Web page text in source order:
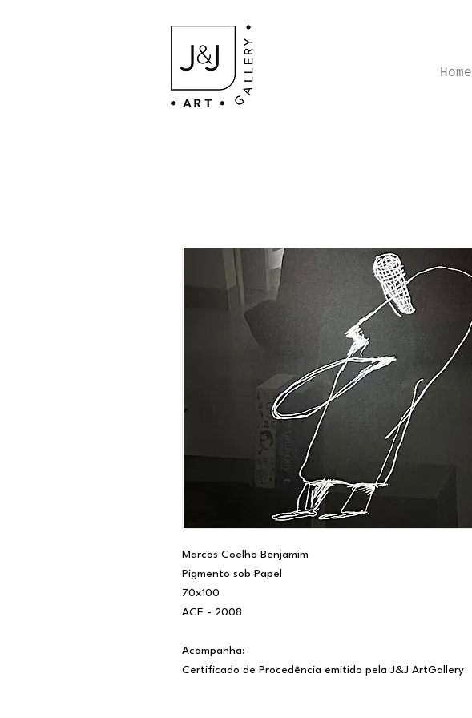
Home
Marcos Coelho Benjamim
Pigmento sob Papel
70x100
ACE - 2008
Acompanha:
Certificado de Procedência emitido pela J&J ArtGallery